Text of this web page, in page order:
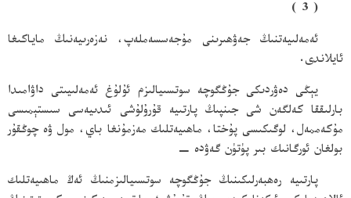
( 3 )
ئەمەلىيەتنىڭ جەۋھىرىنى مۇجەسسەملەپ، نەزەرىيەنىڭ ماياكىغا
ئايلاندى.
يېڭى دەۋردىكى جۇڭگوچە سوتسىيالىزم ئۇلۇغ ئەمەلىيىتى داۋامىدا
بارلىققا كەلگەن شى جىنپىڭ پارتىيە قۇرۇلۇشى ئىدىيەسى سىستېمىسى
مۇكەممەل، لوگىكىسى پۇختا، ماھىيەتلىك مەزمۇنغا باي، مول ۋە چوڭقۇر
بولغان ئورگانىك بىر پۈتۈن گەۋدە −
پارتىيە رەھبەرلىكىنىڭ جۇڭگوچە سوتسىيالىزمنىڭ ئەڭ ماھىيەتلىك